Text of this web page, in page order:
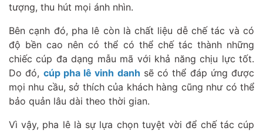
tượng, thu hút mọi ánh nhìn.
Bên cạnh đó, pha lê còn là chất liệu dễ chế tác và có
độ bền cao nên có thể có thể chế tác thành những
chiếc cúp đa dạng mẫu mã với khả năng chịu lực tốt.
Do đó, cúp pha lê vinh danh sẽ có thể đáp ứng được
mọi nhu cầu, sở thích của khách hàng cũng như có thể
bảo quản lâu dài theo thời gian.
Vì vậy, pha lê là sự lựa chọn tuyệt vời để chế tác cúp